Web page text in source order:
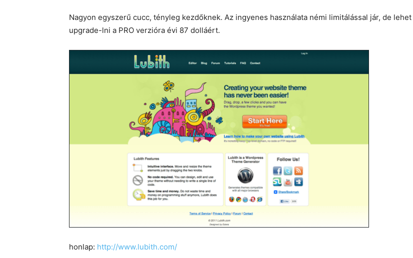
Nagyon egyszerű cucc, tényleg kezdőknek. Az ingyenes használata némi limitálással jár, de lehet
upgrade-lni a PRO verzióra évi 87 dolláért.
honlap: http://www.lubith.com/